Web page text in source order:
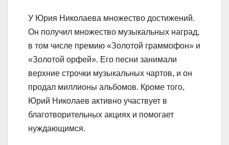
У Юрия Николаева множество достижений.
Он получил множество музыкальных наград,
в том числе премию «Золотой граммофон» и
«Золотой орфей». Его песни занимали
верхние строчки музыкальных чартов, и он
продал миллионы альбомов. Кроме того,
Юрий Николаев активно участвует в
благотворительных акциях и помогает
нуждающимся.